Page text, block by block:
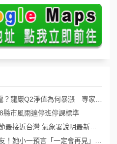
為何暴漲 專家一看持股愣住：狂掃台美9巨頭
縣市風雨達停班停課標準
灣 氣象署說明最新颱風路徑、影響範圍
一預言「一定會再見」39年後成真